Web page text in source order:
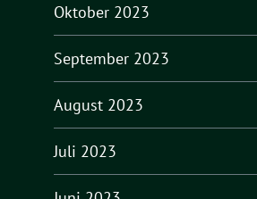
Oktober 2023
September 2023
August 2023
Juli 2023